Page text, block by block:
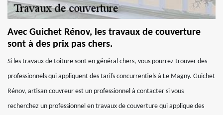
Avec Guichet Rénov, les travaux de couverture
sont à des prix pas chers.
Si les travaux de toiture sont en général chers, vous pourrez trouver des
professionnels qui appliquent des tarifs concurrentiels à Le Magny. Guichet
Rénov, artisan couvreur est un professionnel à contacter si vous
recherchez un professionnel en travaux de couverture qui applique des